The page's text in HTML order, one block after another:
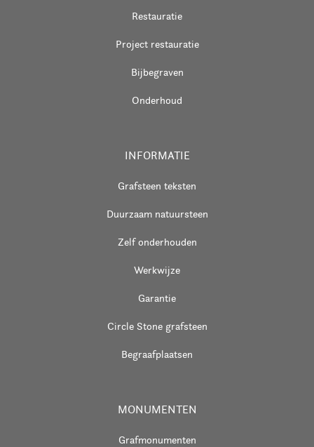
Restauratie
Project restauratie
Bijbegraven
Onderhoud
INFORMATIE
Grafsteen teksten
Duurzaam natuursteen
Zelf onderhouden
Werkwijze
Garantie
Circle Stone grafsteen
Begraafplaatsen
MONUMENTEN
Grafmonumenten